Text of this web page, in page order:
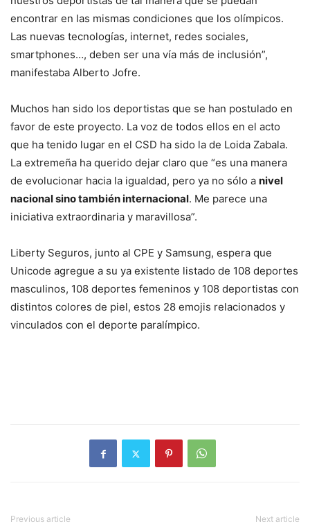
encontrar en las mismas condiciones que los olímpicos.
Las nuevas tecnologías, internet, redes sociales,
smartphones…, deben ser una vía más de inclusión”,
manifestaba Alberto Jofre.
Muchos han sido los deportistas que se han postulado en
favor de este proyecto. La voz de todos ellos en el acto
que ha tenido lugar en el CSD ha sido la de Loida Zabala.
La extremeña ha querido dejar claro que “es una manera
de evolucionar hacia la igualdad, pero ya no sólo a nivel
nacional sino también internacional. Me parece una
iniciativa extraordinaria y maravillosa”.
Liberty Seguros, junto al CPE y Samsung, espera que
Unicode agregue a su ya existente listado de 108 deportes
masculinos, 108 deportes femeninos y 108 deportistas con
distintos colores de piel, estos 28 emojis relacionados y
vinculados con el deporte paralímpico.
Previous article Next article